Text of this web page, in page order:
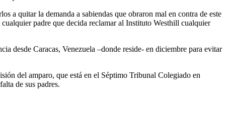
a quitar la demanda a sabiendas que obraron mal en contra de este
padre que decida reclamar al Instituto Westhill cualquier
desde Caracas, Venezuela –donde reside- en diciembre para evitar
del amparo, que está en el Séptimo Tribunal Colegiado en
de sus padres.